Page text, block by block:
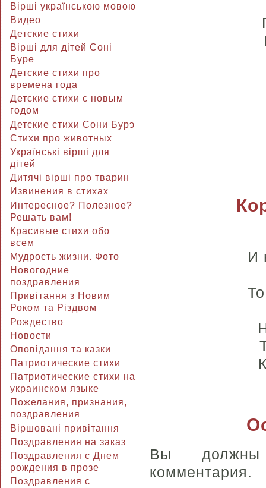
Вірші українською мовою
Видео
Детские стихи
Вірші для дітей Соні
Буре
Детские стихи про
времена года
Детские стихи с новым
годом
Детские стихи Сони Бурэ
Стихи про животных
Українські вірші для
дітей
Дитячі вірші про тварин
Извинения в стихах
Интересное? Полезное?
Решать вам!
Красивые стихи обо
всем
Мудрость жизни. Фото
Новогодние
поздравления
Привітання з Новим
Роком та Різдвом
Рождество
Новости
Оповідання та казки
Патриотические стихи
Патриотические стихи на
украинском языке
Пожелания, признания,
поздравления
Віршовані привітання
Поздравления на заказ
Поздравления с Днем
рождения в прозе
Поздравления с
И
Вы
комментария.